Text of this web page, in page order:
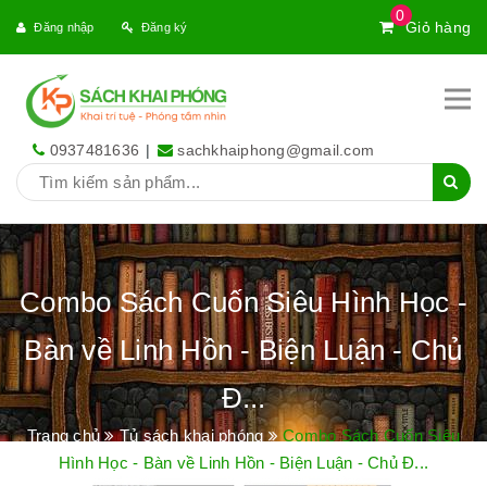
0
Giỏ hàng
Đăng nhập Đăng ký
0937481636 | sachkhaiphong@gmail.com
Combo Sách Cuốn Siêu Hình Học -
Bàn về Linh Hồn - Biện Luận - Chủ
Đ...
Trang chủ Tủ sách khai phóng
Combo Sách Cuốn Siêu
Hình Học - Bàn về Linh Hồn - Biện Luận - Chủ Đ...